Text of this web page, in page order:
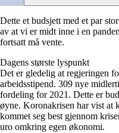
Dette et budsjett med et par
av at vi er midt inne i en
fortsatt må vente.
Dagens største lyspunkt
Det er gledelig at regjeringen
arbeidsstipend. 309 nye
fordeling for 2021. Dette er
øyne. Koronakrisen har vist at
kommet seg best gjennom
uro omkring egen økonomi.